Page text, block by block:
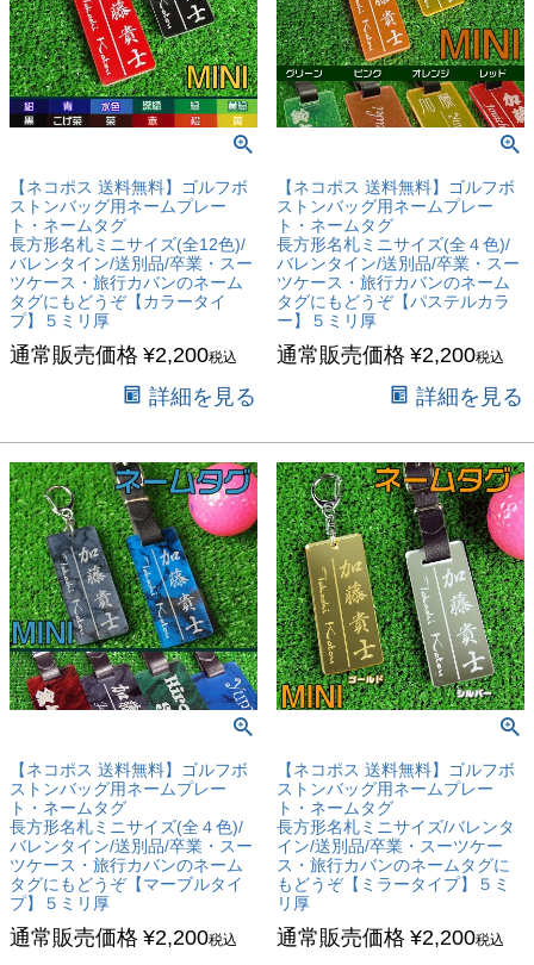
【ネコポス 送料無料】ゴルフボ
ストンバッグ用ネームプレー
ト・ネームタグ
長方形名札ミニサイズ(全12色)/
バレンタイン/送別品/卒業・スー
ツケース・旅行カバンのネーム
タグにもどうぞ【カラータイ
プ】５ミリ厚
通常販売価格 ¥2,200税込
詳細を見る
【ネコポス 送料無料】ゴルフボ
ストンバッグ用ネームプレー
ト・ネームタグ
長方形名札ミニサイズ(全４色)/
バレンタイン/送別品/卒業・スー
ツケース・旅行カバンのネーム
タグにもどうぞ【パステルカラ
ー】５ミリ厚
通常販売価格 ¥2,200税込
詳細を見る
【ネコポス 送料無料】ゴルフボ
ストンバッグ用ネームプレー
ト・ネームタグ
長方形名札ミニサイズ(全４色)/
バレンタイン/送別品/卒業・スー
ツケース・旅行カバンのネーム
タグにもどうぞ【マーブルタイ
プ】５ミリ厚
通常販売価格 ¥2,200税込
【ネコポス 送料無料】ゴルフボ
ストンバッグ用ネームプレー
ト・ネームタグ
長方形名札ミニサイズ/バレンタ
イン/送別品/卒業・スーツケー
ス・旅行カバンのネームタグに
もどうぞ【ミラータイプ】５ミ
リ厚
通常販売価格 ¥2,200税込